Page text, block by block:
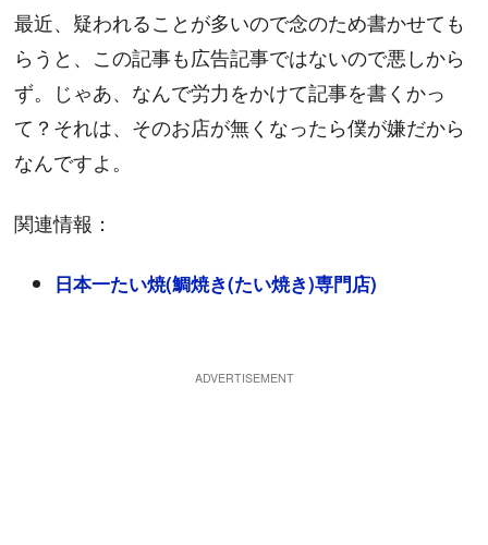
最近、疑われることが多いので念のため書かせても
らうと、この記事も広告記事ではないので悪しから
ず。じゃあ、なんで労力をかけて記事を書くかっ
て？それは、そのお店が無くなったら僕が嫌だから
なんですよ。
関連情報：
日本一たい焼(鯛焼き(たい焼き)専門店)